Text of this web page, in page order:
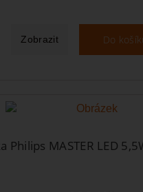
Zobrazit Do
Philips MASTER LED